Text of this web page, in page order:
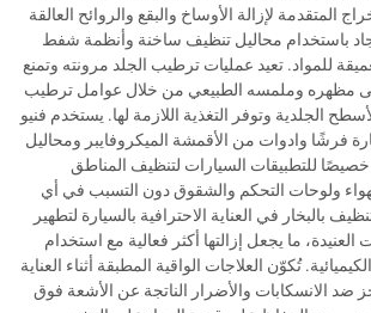
المتقدمة لإزالة الأوساخ والبقع والروائح العالقة
باستخدام محاليل تنظيف ساخنة وأنظمة شفط
للمواد. تعيد عمليات ترطيب الجلد مرونته وتمنع
مظهره وملمسه الطبيعي من خلال عوامل ترطيب
الجلدية وتوفر التغذية اللازمة لها. يستخدم فنيو
فرشًا وادوات من الأقمشة الميكروفايبر ومحاليل
للتطبيقات السيارات لتنظيف المناطق
ولوحات التحكم والشقوق دون التسبب في أي
بالبخار في العناية الاحترافية بالسيارة لتطهير
العنيدة، ما يجعل إزالتها أكثر فعالية مع استخدام
تُكوّن العلاجات الواقية المطبقة أثناء العناية
ضد الانسكابات والأضرار الناتجة عن الأشعة فوق